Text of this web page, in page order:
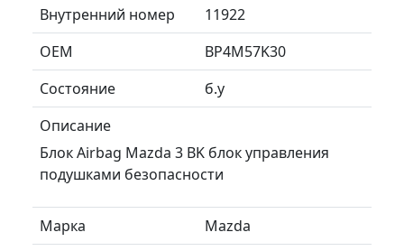
Внутренний номер
11922
ОЕМ
BP4M57K30
Состояние
б.у
Описание
Блок Airbag Mazda 3 BK блок управления
подушками безопасности
Марка
Mazda